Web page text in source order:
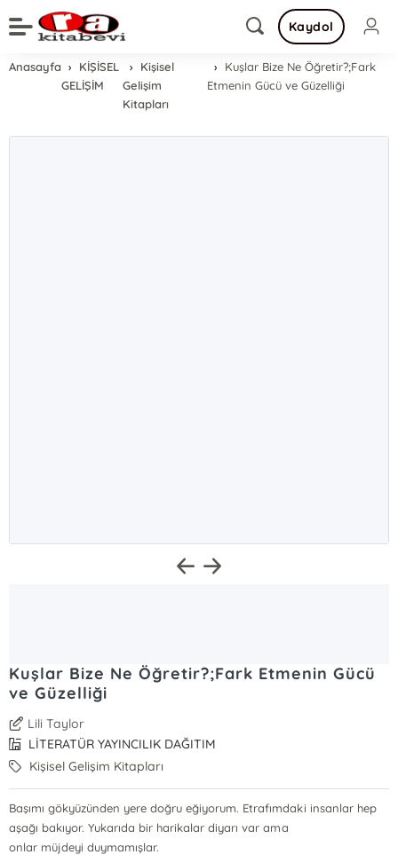
Kaydol
Anasayfa
KİŞİSEL
GELİŞİM
Kişisel
Gelişim
Kitapları
Kuşlar Bize Ne Öğretir?;Fark
Etmenin Gücü ve Güzelliği
Kuşlar Bize Ne Öğretir?;Fark Etmenin Gücü
ve Güzelliği
Lili Taylor
LİTERATÜR YAYINCILIK DAĞITIM
Kişisel Gelişim Kitapları
Başımı gökyüzünden yere doğru eğiyorum. Etrafımdaki insanlar hep
aşağı bakıyor. Yukarıda bir harikalar diyarı var ama
onlar müjdeyi duymamışlar.